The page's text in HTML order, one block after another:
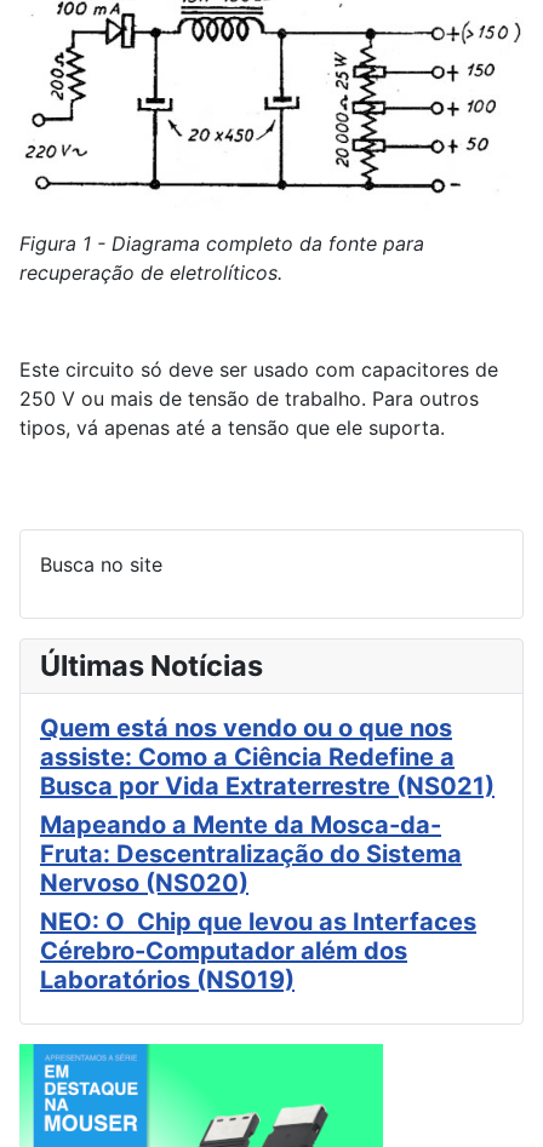
Figura 1 - Diagrama completo da fonte para
recuperação de eletrolíticos.
Este circuito só deve ser usado com capacitores de
250 V ou mais de tensão de trabalho. Para outros
tipos, vá apenas até a tensão que ele suporta.
Busca no site
Últimas Notícias
Quem está nos vendo ou o que nos
assiste: Como a Ciência Redefine a
Busca por Vida Extraterrestre (NS021)
Mapeando a Mente da Mosca-da-
Fruta: Descentralização do Sistema
Nervoso (NS020)
NEO: O Chip que levou as Interfaces
Cérebro-Computador além dos
Laboratórios (NS019)